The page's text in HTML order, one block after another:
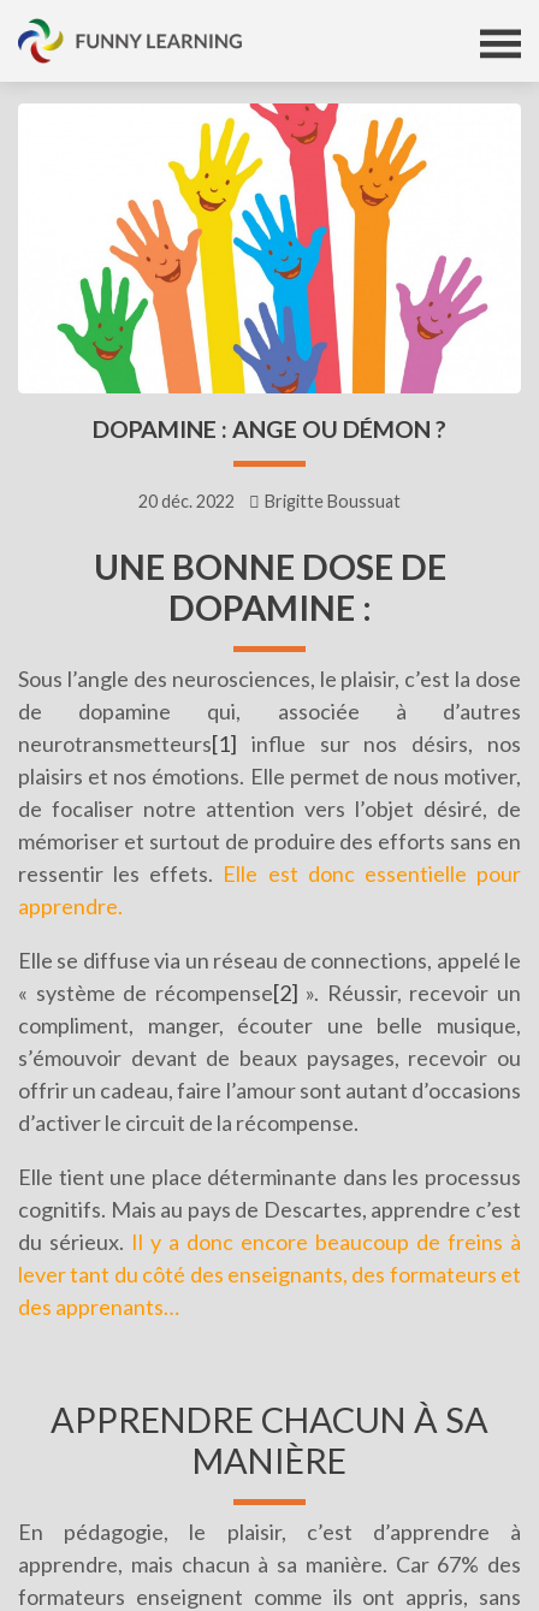
DOPAMINE : ANGE OU DÉMON ?
20 déc. 2022 Brigitte Boussuat
UNE BONNE DOSE DE
DOPAMINE :
Sous l’angle des neurosciences, le plaisir, c’est la dose
de dopamine qui, associée à d’autres
neurotransmetteurs[1] influe sur nos désirs, nos
plaisirs et nos émotions. Elle permet de nous motiver,
de focaliser notre attention vers l’objet désiré, de
mémoriser et surtout de produire des efforts sans en
ressentir les effets. Elle est donc essentielle pour
apprendre.
Elle se diffuse via un réseau de connections, appelé le
« système de récompense[2] ». Réussir, recevoir un
compliment, manger, écouter une belle musique,
s’émouvoir devant de beaux paysages, recevoir ou
offrir un cadeau, faire l’amour sont autant d’occasions
d’activer le circuit de la récompense.
Elle tient une place déterminante dans les processus
cognitifs. Mais au pays de Descartes, apprendre c’est
du sérieux. Il y a donc encore beaucoup de freins à
lever tant du côté des enseignants, des formateurs et
des apprenants…
APPRENDRE CHACUN À SA
MANIÈRE
En pédagogie, le plaisir, c’est d’apprendre à
apprendre, mais chacun à sa manière. Car 67% des
formateurs enseignent comme ils ont appris, sans